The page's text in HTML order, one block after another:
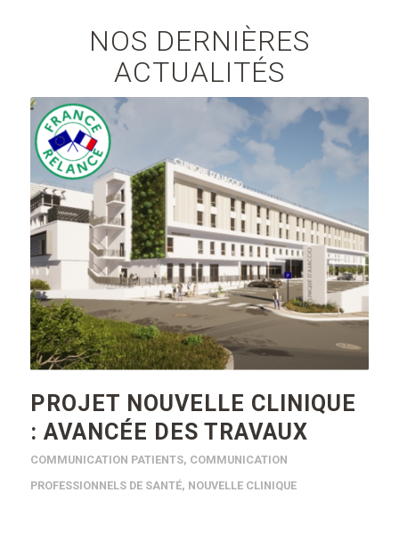
NOS DERNIÈRES
ACTUALITÉS
PROJET NOUVELLE CLINIQUE
: AVANCÉE DES TRAVAUX
COMMUNICATION PATIENTS, COMMUNICATION
PROFESSIONNELS DE SANTÉ, NOUVELLE CLINIQUE